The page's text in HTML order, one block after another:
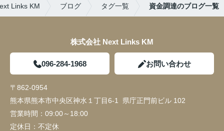
Links KM ブログ タグ一覧 資金調達のブログ一覧
株式会社 Next Links KM
096-284-1968 お問い合わせ
〒862-0954
熊本県熊本市中央区神水１丁目6-1 県庁正門前ビル 102
営業時間： 09:00～18:00
定休日： 不定休